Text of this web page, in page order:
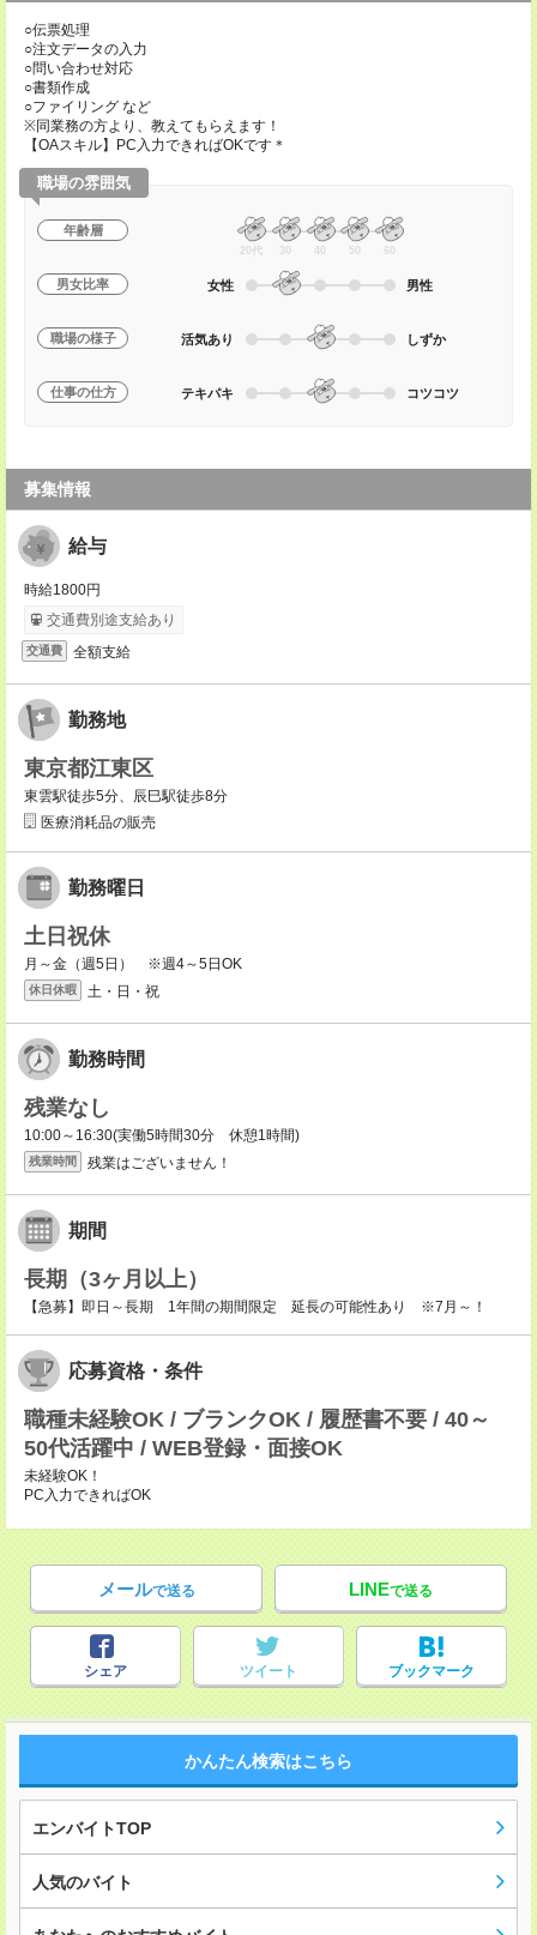
○伝票処理
○注文データの入力
○問い合わせ対応
○書類作成
○ファイリング など
※同業務の方より、教えてもらえます！
【OAスキル】PC入力できればOKです＊
職場の雰囲気
年齢層
20代 30 40 50 60
男女比率 女性 男性
職場の様子 活気あり しずか
仕事の仕方 テキパキ コツコツ
募集情報
給与
時給1800円
交通費別途支給あり
交通費 全額支給
勤務地
東京都江東区
東雲駅徒歩5分、辰巳駅徒歩8分
医療消耗品の販売
勤務曜日
土日祝休
月～金（週5日） ※週4～5日OK
休日休暇 土・日・祝
勤務時間
残業なし
10:00～16:30(実働5時間30分 休憩1時間)
残業時間 残業はございません！
期間
長期（3ヶ月以上）
【急募】即日～長期 1年間の期間限定 延長の可能性あり ※7月～！
応募資格・条件
職種未経験OK / ブランクOK / 履歴書不要 / 40～
50代活躍中 / WEB登録・面接OK
未経験OK！
PC入力できればOK
メールで送る LINEで送る
シェア ツイート ブックマーク
かんたん検索はこちら
エンバイトTOP
人気のバイト